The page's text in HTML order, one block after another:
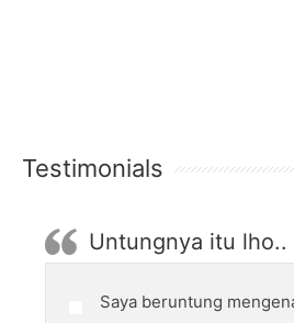
Testimonials
Untungnya itu lho..
Saya beruntung